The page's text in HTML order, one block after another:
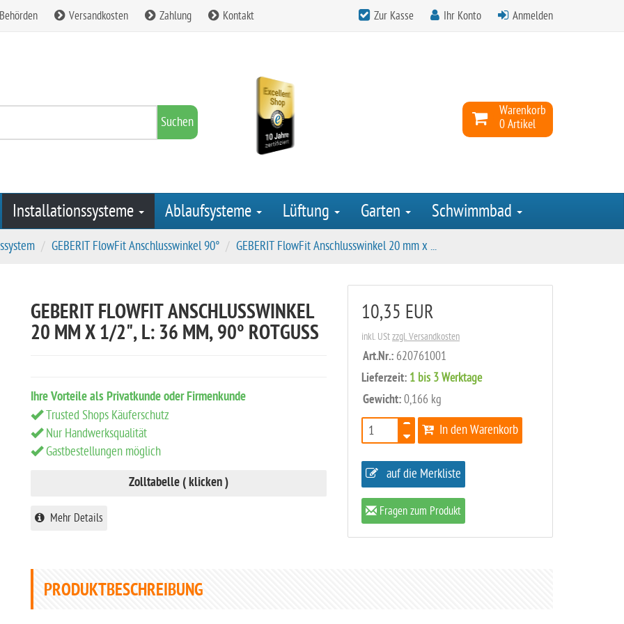
Versandkosten Zahlung Kontakt Zur Kasse Ihr Konto Anmelden
Suchen
Warenkorb
0 Artikel
Installationssysteme Ablaufsysteme Lüftung Garten Schwimmbad
GEBERIT FlowFit Anschlusswinkel 90° GEBERIT FlowFit Anschlusswinkel 20 mm x ...
10,35 EUR
inkl. UStzzgl. Versandkosten
Art.Nr.: 620761001
Lieferzeit: 1 bis 3 Werktage
Gewicht: 0,166 kg
In den Warenkorb
auf die Merkliste
Fragen zum Produkt
GEBERIT FLOWFIT ANSCHLUSSWINKEL
20 MM X 1/2", L: 36 MM, 90° ROTGUSS
Ihre Vorteile als Privatkunde oder Firmenkunde
Trusted Shops Käuferschutz
Nur Handwerksqualität
Gastbestellungen möglich
Zolltabelle ( klicken )
Mehr Details
PRODUKTBESCHREIBUNG